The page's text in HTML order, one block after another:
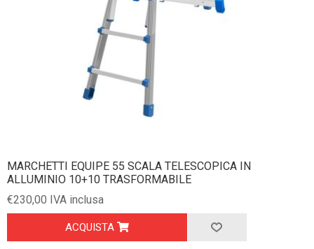
MARCHETTI EQUIPE 55 SCALA TELESCOPICA IN
ALLUMINIO 10+10 TRASFORMABILE
€230,00 IVA inclusa
ACQUISTA